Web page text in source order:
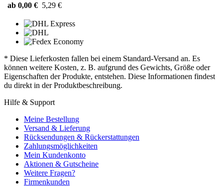
ab 0,00 € 5,29 €
* Diese Lieferkosten fallen bei einem Standard-Versand an. Es
können weitere Kosten, z. B. aufgrund des Gewichts, Größe oder
Eigenschaften der Produkte, entstehen. Diese Informationen findest
du direkt in der Produktbeschreibung.
Hilfe & Support
Meine Bestellung
Versand & Lieferung
Rücksendungen & Rückerstattungen
Zahlungsmöglichkeiten
Mein Kundenkonto
Aktionen & Gutscheine
Weitere Fragen?
Firmenkunden